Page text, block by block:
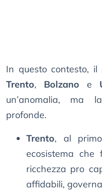
In questo contesto,
Trento, Bolzano e
un’anomalia, ma
profonde.
Trento, al
ecosistema che
ricchezza pro
affidabili,